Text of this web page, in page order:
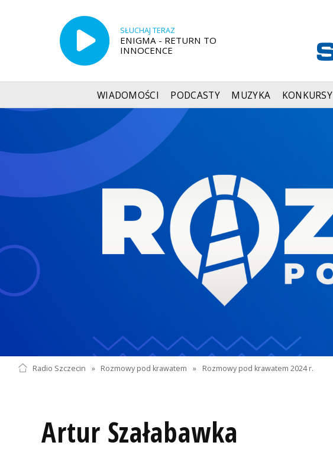
SŁUCHAJ TERAZ
ENIGMA - RETURN TO
INNOCENCE
WIADOMOŚCI PODCASTY MUZYKA KONKURSY
Radio Szczecin » Rozmowy pod krawatem » Rozmowy pod krawatem 2024 r.
Artur Szałabawka